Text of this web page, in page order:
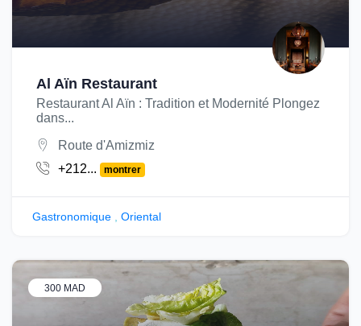
Al Aïn Restaurant
Restaurant Al Aïn : Tradition et Modernité Plongez
dans...
Route d'Amizmiz
+212...
montrer
Gastronomique Oriental
300 MAD